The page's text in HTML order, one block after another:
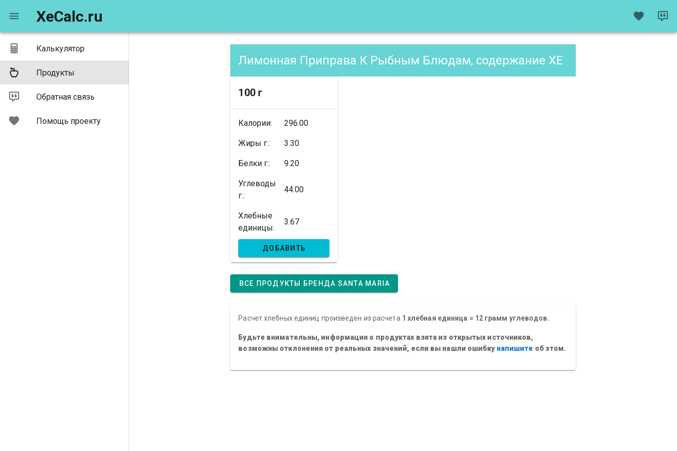
Калькулятор
Продукты
Обратная связь
Помощь проекту
XeCalc.ru
Лимонная Приправа К Рыбным Блюдам, содержание XE
100 г
Калории: 296.00
Жиры г.: 3.30
Белки г.: 9.20
Углеводы
г.:
44.00
Хлебные
единицы:
3.67
ДОБАВИТЬ
ВСЕ ПРОДУКТЫ БРЕНДА SANTA MARIA
Расчет хлебных единиц произведен из расчета 1 хлебная единица = 12 грамм углеводов.
Будьте внимательны, информация о продуктах взята из открытых источников,
возможны отклонения от реальных значений, если вы нашли ошибку напишите об этом.